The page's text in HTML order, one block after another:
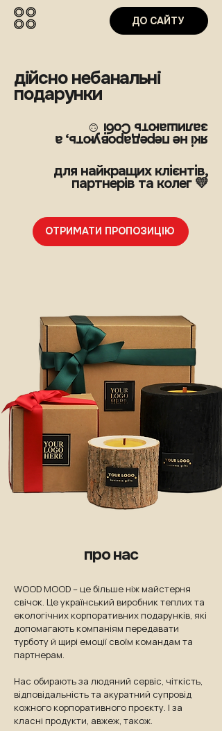
ДО САЙТУ
дійсно небанальні
подарунки
які не передаровують, а
залишають Собі ☺️
для найкращих клієнтів,
партнерів та колег 💛
ОТРИМАТИ ПРОПОЗИЦІЮ
про нас
WOOD MOOD – це більше ніж майстерня
свічок. Це український виробник теплих та
екологічних корпоративних подарунків, які
допомагають компаніям передавати
турботу й щирі емоції своїм командам та
партнерам.
Нас обирають за людяний сервіс, чіткість,
відповідальність та акуратний супровід
кожного корпоративного проєкту. І за
класні продукти, авжеж, також.